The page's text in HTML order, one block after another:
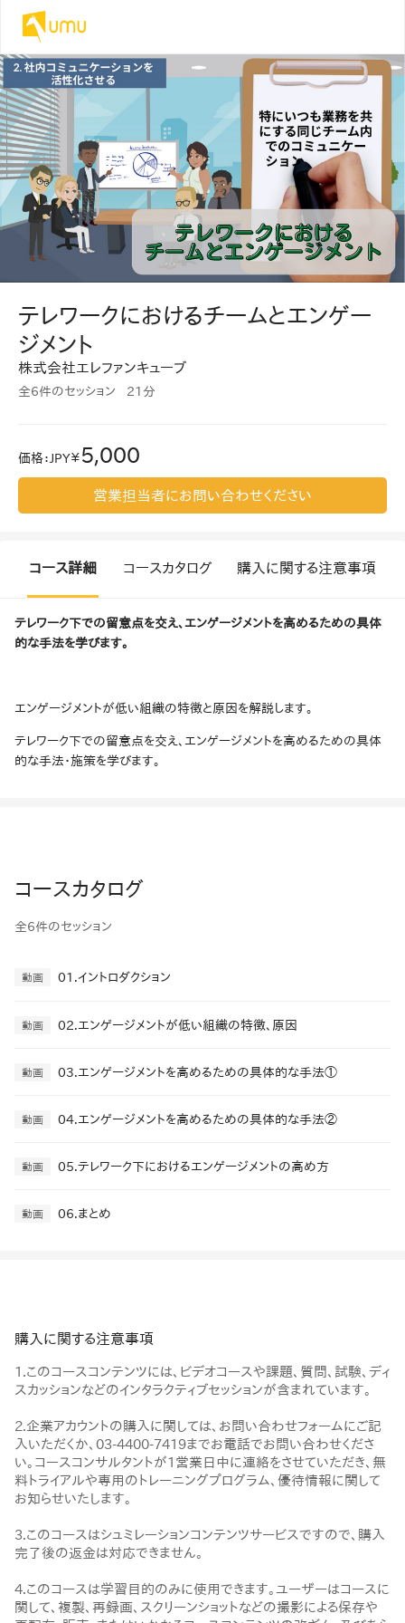
テレワークにおけるチームとエンゲー
ジメント
株式会社エレファンキューブ
全6件のセッション 21分
価格：JPY￥ 5,000
営業担当者にお問い合わせください
コース詳細 コースカタログ 購入に関する注意事項
テレワーク下での留意点を交え、エンゲージメントを高めるための具体
的な手法を学びます。
エンゲージメントが低い組織の特徴と原因を解説します。
テレワーク下での留意点を交え、エンゲージメントを高めるための具体
的な手法・施策を学びます。
コースカタログ
全6件のセッション
動画 01.イントロダクション
動画 02.エンゲージメントが低い組織の特徴、原因
動画 03.エンゲージメントを高めるための具体的な手法①
動画 04.エンゲージメントを高めるための具体的な手法②
動画 05.テレワーク下におけるエンゲージメントの高め方
動画 06.まとめ
購入に関する注意事項
1.このコースコンテンツには、ビデオコースや課題、質問、試験、ディ
スカッションなどのインタラクティブセッションが含まれています。
2.企業アカウントの購入に関しては、お問い合わせフォームにご記
入いただくか、03-4400-7419までお電話でお問い合わせくださ
い。コースコンサルタントが1営業日中に連絡をさせていただき、無
料トライアルや専用のトレーニングプログラム、優待情報に関して
お知らせいたします。
3.このコースはシュミレーションコンテンツサービスですので、購入
完了後の返金は対応できません。
4.このコースは学習目的のみに使用できます。ユーザーはコースに
関して、複製、再録画、スクリーンショットなどの撮影による保存や